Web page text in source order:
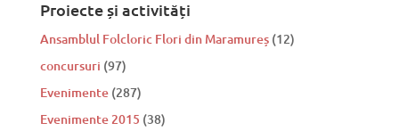
Proiecte și activități
Ansamblul Folcloric Flori din Maramureș(12)
concursuri (97)
Evenimente(287)
Evenimente 2015 (38)